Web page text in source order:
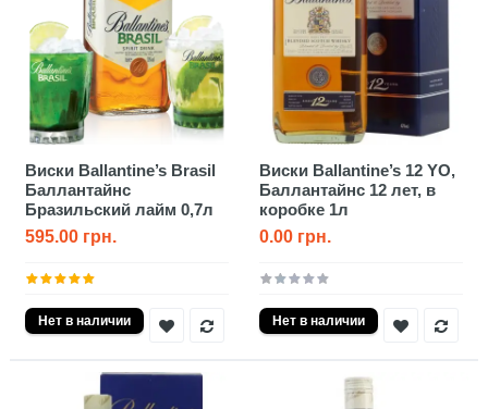
Виски Ballantine’s Brasil
Баллантайнс
Бразильский лайм 0,7л
595.00 грн.
Виски Ballantine’s 12 YO,
Баллантайнс 12 лет, в
коробке 1л
0.00 грн.